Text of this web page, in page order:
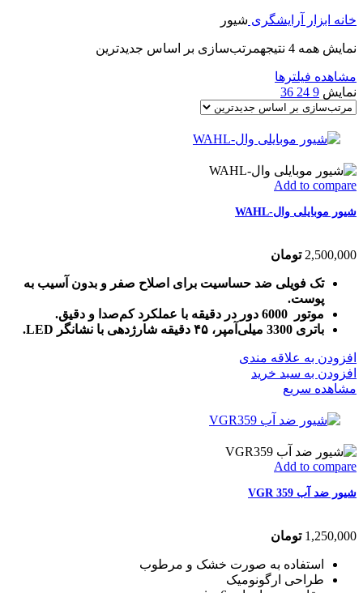
خانه ابزار آرایشگری شیور
نمایش همه 4 نتیجه مرتب‌سازی بر اساس جدیدترین
مشاهده فیلترها
نمایش 9
24
36
Add to compare
شیور موبایلی وال-WAHL
2,500,000 تومان
تک فویلی ضد حساسیت برای اصلاح صفر و بدون آسیب به
پوست.
موتور 6000 دور در دقیقه با عملکرد کم‌صدا و دقیق.
باتری 3300 میلی‌آمپر، ۴۵ دقیقه شارژدهی با نشانگر LED.
افزودن به علاقه مندی
افزودن به سبد خرید
مشاهده سریع
Add to compare
شیور ضد آب VGR 359
1,250,000 تومان
استفاده به صورت خشک و مرطوب
طراحی ارگونومیک